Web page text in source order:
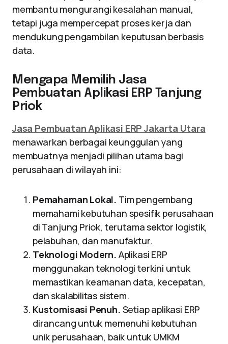
membantu mengurangi kesalahan manual,
tetapi juga mempercepat proses kerja dan
mendukung pengambilan keputusan berbasis
data.
Mengapa Memilih Jasa
Pembuatan Aplikasi ERP Tanjung
Priok
Jasa Pembuatan Aplikasi ERP Jakarta Utara
menawarkan berbagai keunggulan yang
membuatnya menjadi pilihan utama bagi
perusahaan di wilayah ini:
Pemahaman Lokal. Tim pengembang
memahami kebutuhan spesifik perusahaan
di Tanjung Priok, terutama sektor logistik,
pelabuhan, dan manufaktur.
Teknologi Modern. Aplikasi ERP
menggunakan teknologi terkini untuk
memastikan keamanan data, kecepatan,
dan skalabilitas sistem.
Kustomisasi Penuh. Setiap aplikasi ERP
dirancang untuk memenuhi kebutuhan
unik perusahaan, baik untuk UMKM